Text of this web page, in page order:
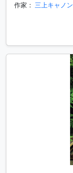
作家： 三上キャノン